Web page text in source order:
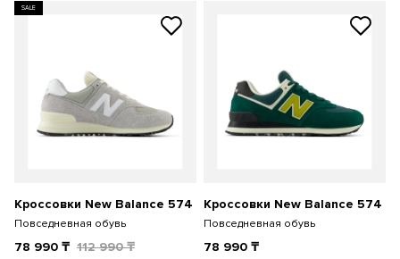
SALE
Кроссовки New Balance 574
Повседневная обувь
78 990 ₸ 112 990₸
Кроссовки New Balance 574
Повседневная обувь
78 990 ₸